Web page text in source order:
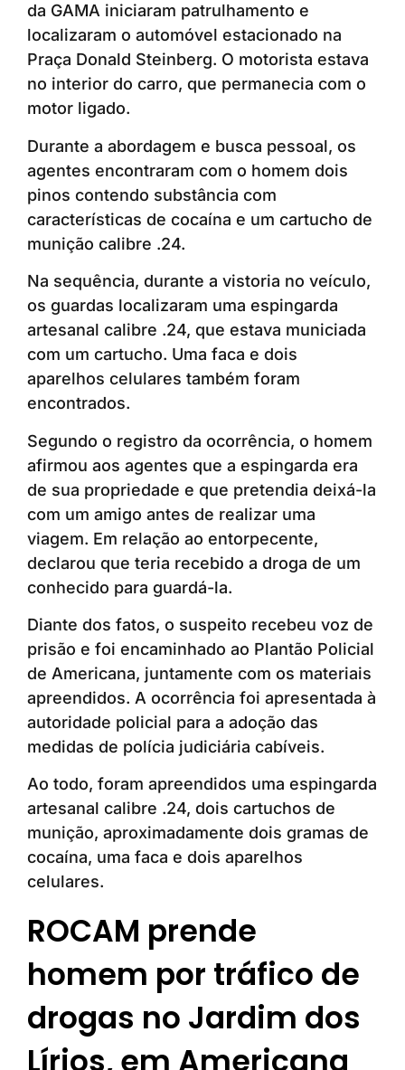
da GAMA iniciaram patrulhamento e
localizaram o automóvel estacionado na
Praça Donald Steinberg. O motorista estava
no interior do carro, que permanecia com o
motor ligado.
Durante a abordagem e busca pessoal, os
agentes encontraram com o homem dois
pinos contendo substância com
características de cocaína e um cartucho de
munição calibre .24.
Na sequência, durante a vistoria no veículo,
os guardas localizaram uma espingarda
artesanal calibre .24, que estava municiada
com um cartucho. Uma faca e dois
aparelhos celulares também foram
encontrados.
Segundo o registro da ocorrência, o homem
afirmou aos agentes que a espingarda era
de sua propriedade e que pretendia deixá-la
com um amigo antes de realizar uma
viagem. Em relação ao entorpecente,
declarou que teria recebido a droga de um
conhecido para guardá-la.
Diante dos fatos, o suspeito recebeu voz de
prisão e foi encaminhado ao Plantão Policial
de Americana, juntamente com os materiais
apreendidos. A ocorrência foi apresentada à
autoridade policial para a adoção das
medidas de polícia judiciária cabíveis.
Ao todo, foram apreendidos uma espingarda
artesanal calibre .24, dois cartuchos de
munição, aproximadamente dois gramas de
cocaína, uma faca e dois aparelhos
celulares.
ROCAM prende
homem por tráfico de
drogas no Jardim dos
Lírios, em Americana